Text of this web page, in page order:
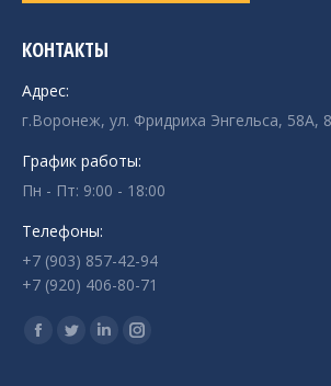
КОНТАКТЫ
Адрес:
г.Воронеж, ул. Фридриха Энгельса, 58А,
График работы:
Пн - Пт: 9:00 - 18:00
Телефоны:
+7 (903) 857-42-94
+7 (920) 406-80-71
Ищите нас:
Страница
Страница
СтраницаСтраница